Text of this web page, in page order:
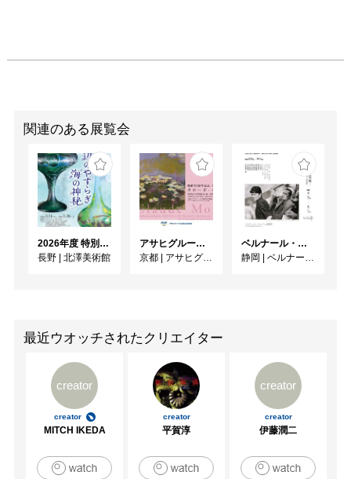
関連のある展覧会
2026年度 特別展「ガレとドーム、アール･ヌーヴォーのガラス 水辺のやすらぎ、海の神秘」
長野 | 北澤美術館
アサヒグループ大山崎山荘美術館 開館30周年記念展「没後100年 クロード・モネ」
京都 | アサヒグループ大山崎山荘美術館
ベルナール・ビュフェと写真 ーカメラがとらえたビュフェとその時代、そして21 世紀へ
静岡 | ベルナール・ビュフェ美術館
最近ウオッチされたクリエイター
creator
creator
MITCH IKEDA
creator
平賀淳
creator
creator
伊藤潤二